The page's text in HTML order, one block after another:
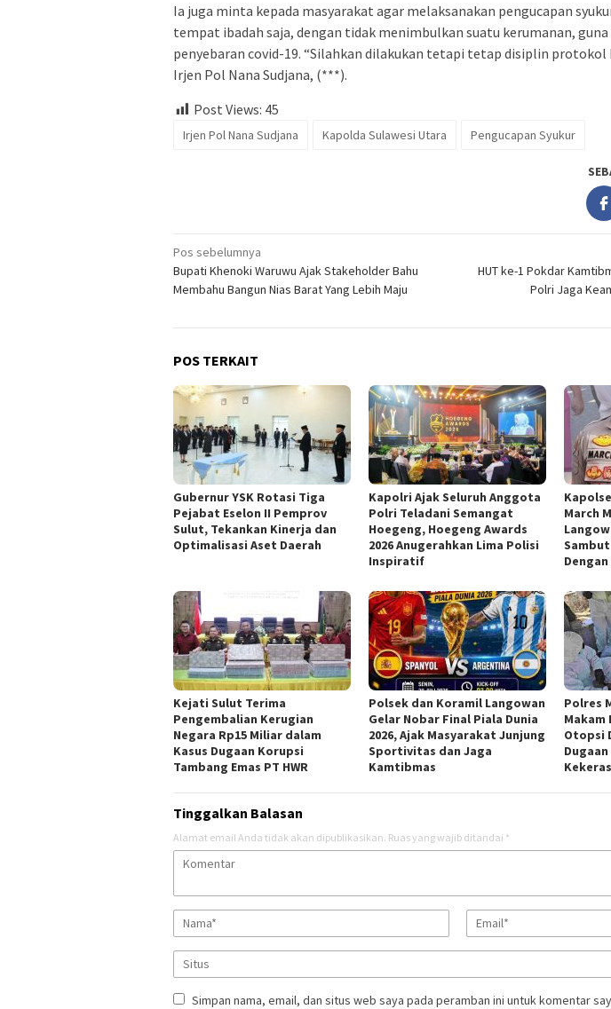
Ia juga minta kepada masyarakat agar melaksanakan pengucapan
tempat ibadah saja, dengan tidak menimbulkan suatu kerumanan, guna
penyebaran covid-19. “Silahkan dilakukan tetapi tetap disiplin protokol
Irjen Pol Nana Sudjana, (***).
Post Views: 45
Irjen Pol Nana Sudjana Kapolda Sulawesi Utara Pengucapan Syukur
Navigasi
pos
Pos sebelumnya
Bupati Khenoki Waruwu Ajak Stakeholder Bahu
Membahu Bangun Nias Barat Yang Lebih Maju
HUT ke-1 Pokdar
Polri Jaga
POS TERKAIT
Gubernur YSK Rotasi Tiga
Pejabat Eselon II Pemprov
Sulut, Tekankan Kinerja dan
Optimalisasi Aset Daerah
Kapolri Ajak Seluruh Anggota
Polri Teladani Semangat
Hoegeng, Hoegeng Awards
2026 Anugerahkan Lima Polisi
Inspiratif
March
Kejati Sulut Terima
Pengembalian Kerugian
Negara Rp15 Miliar dalam
Kasus Dugaan Korupsi
Tambang Emas PT HWR
Polsek dan Koramil Langowan
Gelar Nobar Final Piala Dunia
2026, Ajak Masyarakat Junjung
Sportivitas dan Jaga
Kamtibmas
Polres
Makam
Otopsi
Tinggalkan Balasan
Alamat email Anda tidak akan dipublikasikan. Ruas yang wajib ditandai *
Simpan nama, email, dan situs web saya pada peramban ini untuk komentar